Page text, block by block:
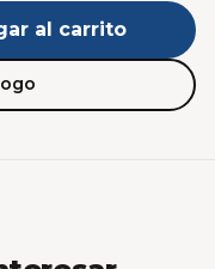
al carrito